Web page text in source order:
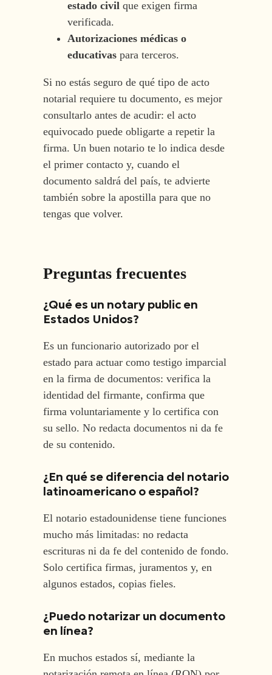
estado civil que exigen firma
verificada.
Autorizaciones médicas o
educativaspara terceros.
Si no estás seguro de qué tipo de acto
notarial requiere tu documento, es mejor
consultarlo antes de acudir: el acto
equivocado puede obligarte a repetir la
firma. Un buen notario te lo indica desde
el primer contacto y, cuando el
documento saldrá del país, te advierte
también sobre la apostilla para que no
tengas que volver.
Preguntas frecuentes
¿Qué es un notary public en
Estados Unidos?
Es un funcionario autorizado por el
estado para actuar como testigo imparcial
en la firma de documentos: verifica la
identidad del firmante, confirma que
firma voluntariamente y lo certifica con
su sello. No redacta documentos ni da fe
de su contenido.
¿En qué se diferencia del notario
latinoamericano o español?
El notario estadounidense tiene funciones
mucho más limitadas: no redacta
escrituras ni da fe del contenido de fondo.
Solo certifica firmas, juramentos y, en
algunos estados, copias fieles.
¿Puedo notarizar un documento
en línea?
En muchos estados sí, mediante la